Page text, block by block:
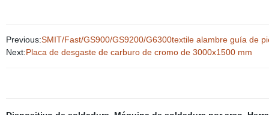
Previous:SMIT/Fast/GS900/GS9200/G6300textile alambre guía de
Next:Placa de desgaste de carburo de cromo de 3000x1500 mm